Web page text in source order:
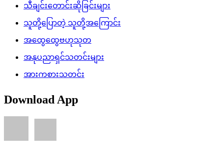
သီချင်းတောင်းဆိုခြင်းများ
သူတို့ပြောတဲ့ သူတို့အကြောင်း
အထွေထွေဗဟုသုတ
အနုပညာရှင်သတင်းများ
အားကစားသတင်း
Download App